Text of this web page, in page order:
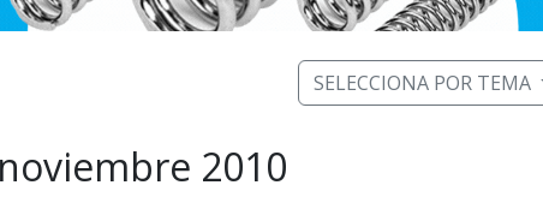
SELECCIONA POR TEMA
noviembre 2010